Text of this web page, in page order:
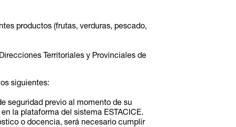
productos (frutas, verduras, pescado,
Territoriales y Provinciales de
siguientes:
seguridad previo al momento de su
la plataforma del sistema ESTACICE.
o docencia, será necesario cumplir